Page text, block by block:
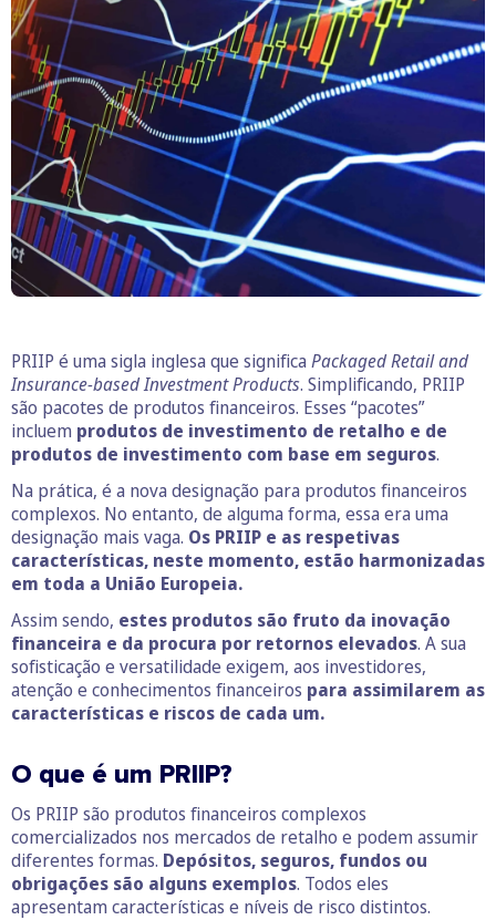
PRIIP é uma sigla inglesa que significa Packaged Retail and
Insurance-based Investment Products. Simplificando, PRIIP
são pacotes de produtos financeiros. Esses “pacotes”
incluem produtos de investimento de retalho e de
produtos de investimento com base em seguros.
Na prática, é a nova designação para produtos financeiros
complexos. No entanto, de alguma forma, essa era uma
designação mais vaga. Os PRIIP e as respetivas
características, neste momento, estão harmonizadas
em toda a União Europeia.
Assim sendo, estes produtos são fruto da inovação
financeira e da procura por retornos elevados. A sua
sofisticação e versatilidade exigem, aos investidores,
atenção e conhecimentos financeiros para assimilarem as
características e riscos de cada um.
O que é um PRIIP?
Os PRIIP são produtos financeiros complexos
comercializados nos mercados de retalho e podem assumir
diferentes formas. Depósitos, seguros, fundos ou
obrigações são alguns exemplos. Todos eles
apresentam características e níveis de risco distintos.